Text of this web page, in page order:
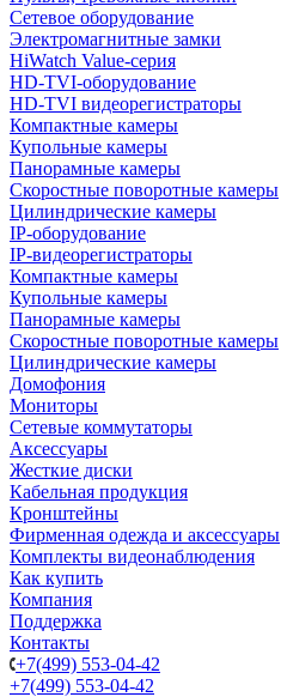
Сетевое оборудование
Электромагнитные замки
HiWatch Value-серия
HD-TVI-оборудование
HD-TVI видеорегистраторы
Компактные камеры
Купольные камеры
Панорамные камеры
Скоростные поворотные камеры
Цилиндрические камеры
IP-оборудование
IP-видеорегистраторы
Компактные камеры
Купольные камеры
Панорамные камеры
Скоростные поворотные камеры
Цилиндрические камеры
Домофония
Мониторы
Сетевые коммутаторы
Аксессуары
Жесткие диски
Кабельная продукция
Кронштейны
Фирменная одежда и аксессуары
Комплекты видеонаблюдения
Как купить
Компания
Поддержка
Контакты
+7(499) 553-04-42
+7(499) 553-04-42